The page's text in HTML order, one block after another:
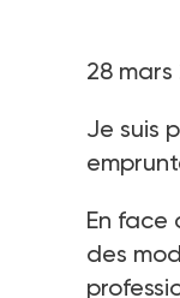
28
Je suis
En face
des